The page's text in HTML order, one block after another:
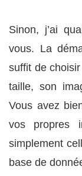
Sinon, j’ai
vous. La
suffit de
taille, son
Vous avez
vos propres
simplement
base de